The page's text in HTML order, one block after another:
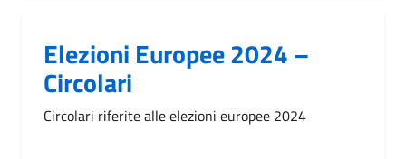
Elezioni Europee 2024 –
Circolari
Circolari riferite alle elezioni europee 2024